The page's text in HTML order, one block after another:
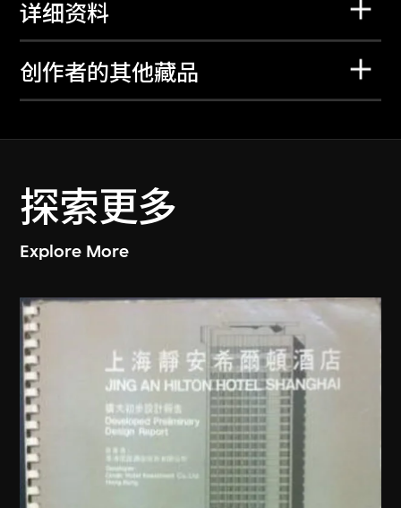
详细资料
创作者的其他藏品
探索更多
Explore More